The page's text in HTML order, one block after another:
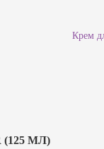
МЛ)